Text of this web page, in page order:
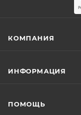
КОМПАНИЯ
ИНФОРМАЦИЯ
ПОМОЩЬ